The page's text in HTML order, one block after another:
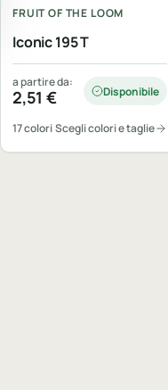
FRUIT OF THE LOOM
Iconic 195 T
a partire da:
2,51€ Disponibile
17 coloriScegli colori e taglie